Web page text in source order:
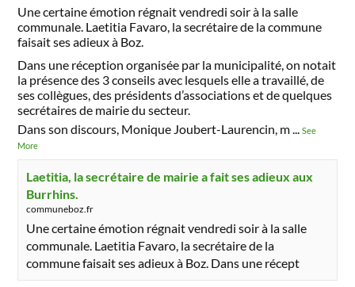
Une certaine émotion régnait vendredi soir à la salle
communale. Laetitia Favaro, la secrétaire de la commune
faisait ses adieux à Boz.
Dans une réception organisée par la municipalité, on notait
la présence des 3 conseils avec lesquels elle a travaillé, de
ses collègues, des présidents d’associations et de quelques
secrétaires de mairie du secteur.
Dans son discours, Monique Joubert-Laurencin, m...See
More
Laetitia, la secrétaire de mairie a fait ses adieux aux
Burrhins.
communeboz.fr
Une certaine émotion régnait vendredi soir à la salle
communale. Laetitia Favaro, la secrétaire de la
commune faisait ses adieux à Boz. Dans une récept